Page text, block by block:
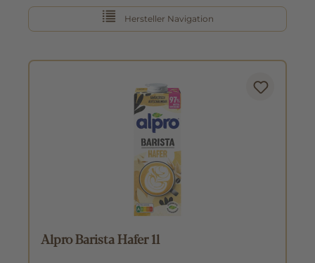
Hersteller Navigation
Alpro Barista Hafer 1l